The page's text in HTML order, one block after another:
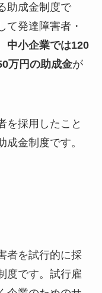
助成金制度で
て発達障害者・
中小企業では120
万円の助成金が
を採用したこと
金制度です。
者を試行的に採
度です。試行雇